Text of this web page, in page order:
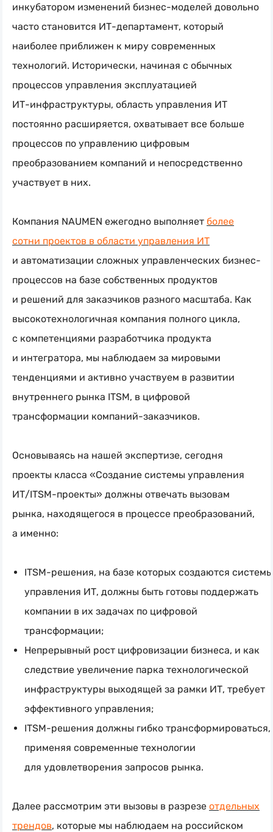
инкубатором изменений бизнес-моделей довольно
часто становится ИТ-департамент, который
наиболее приближен к миру современных
технологий. Исторически, начиная с обычных
процессов управления эксплуатацией
ИТ-инфраструктуры, область управления ИТ
постоянно расширяется, охватывает все больше
процессов по управлению цифровым
преобразованием компаний и непосредственно
участвует в них.
Компания NAUMEN ежегодно выполняет более
сотни проектов в области управления ИТ
и автоматизации сложных управленческих бизнес-
процессов на базе собственных продуктов
и решений для заказчиков разного масштаба. Как
высокотехнологичная компания полного цикла,
с компетенциями разработчика продукта
и интегратора, мы наблюдаем за мировыми
тенденциями и активно участвуем в развитии
внутреннего рынка ITSM, в цифровой
трансформации компаний-заказчиков.
Основываясь на нашей экспертизе, сегодня
проекты класса «Создание системы управления
ИТ/ITSM-проекты» должны отвечать вызовам
рынка, находящегося в процессе преобразований,
а именно:
ITSM-решения, на базе которых создаются системы
управления ИТ, должны быть готовы поддержать
компании в их задачах по цифровой
трансформации;
Непрерывный рост цифровизации бизнеса, и как
следствие увеличение парка технологической
инфраструктуры выходящей за рамки ИТ, требует
эффективного управления;
ITSM-решения должны гибко трансформироваться,
применяя современные технологии
для удовлетворения запросов рынка.
Далее рассмотрим эти вызовы в разрезе отдельных
трендов, которые мы наблюдаем на российском